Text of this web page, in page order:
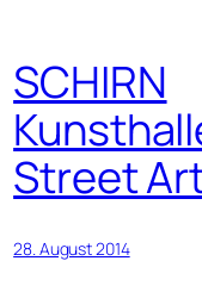
SCHIRN
Street
28. August 2014